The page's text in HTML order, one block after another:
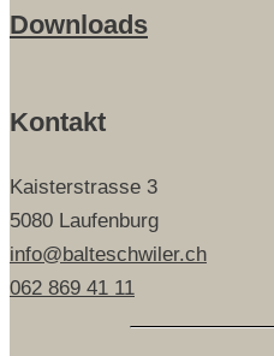
Downloads
Kontakt
Kaisterstrasse 3
5080 Laufenburg
info@balteschwiler.ch
062 869 41 11